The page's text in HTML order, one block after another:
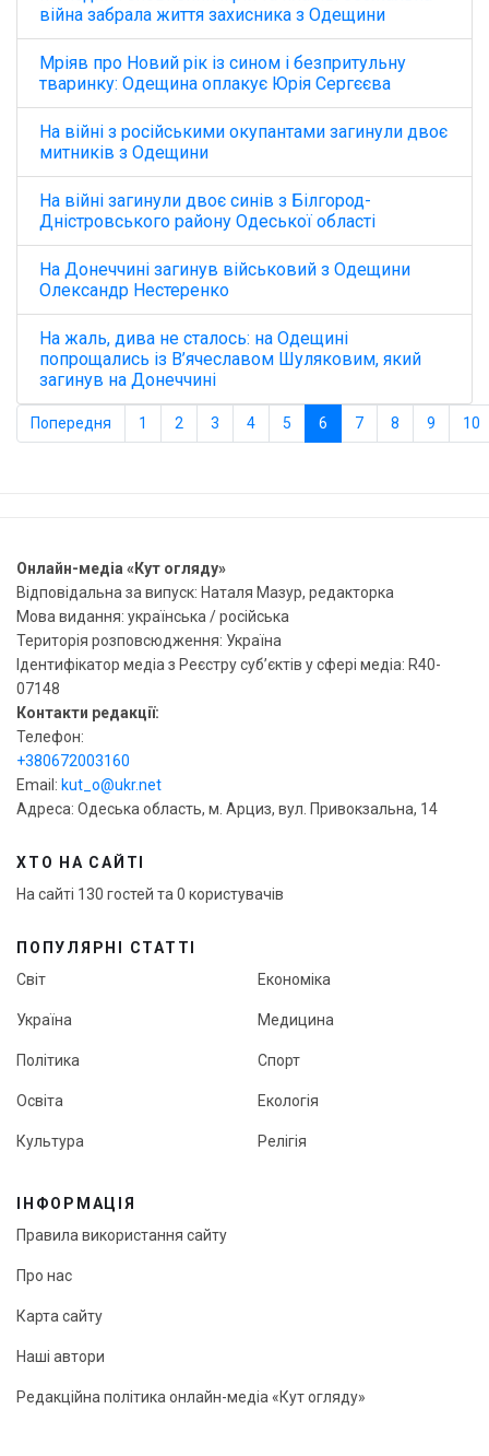
війна забрала життя захисника з Одещини
Мріяв про Новий рік із сином і безпритульну
тваринку: Одещина оплакує Юрія Сергєєва
На війні з російськими окупантами загинули двоє
митників з Одещини
На війні загинули двоє синів з Білгород-
Дністровського району Одеської області
На Донеччині загинув військовий з Одещини
Олександр Нестеренко
На жаль, дива не сталось: на Одещині
попрощались із В’ячеславом Шуляковим, який
загинув на Донеччині
Сторінка 6 із 12
Попередня 1 2 3 4 5 6 7 8 9 10
Онлайн-медіа «Кут огляду»
Відповідальна за випуск: Наталя Мазур, редакторка
Мова видання: українська / російська
Територія розповсюдження: Україна
Ідентифікатор медіа з Реєстру суб’єктів у сфері медіа: R40-
07148
Контакти редакції:
Телефон:
+380672003160
Email: kut_o@ukr.net
Адреса: Одеська область, м. Арциз, вул. Привокзальна, 14
ХТО НА САЙТІ
На сайті 130 гостей та 0 користувачів
ПОПУЛЯРНІ СТАТТІ
Світ
Україна
Політика
Освіта
Культура
Економіка
Медицина
Спорт
Екологія
Релігія
ІНФОРМАЦІЯ
Правила використання сайту
Про нас
Карта сайту
Наші автори
Редакційна політика онлайн-медіа «Кут огляду»